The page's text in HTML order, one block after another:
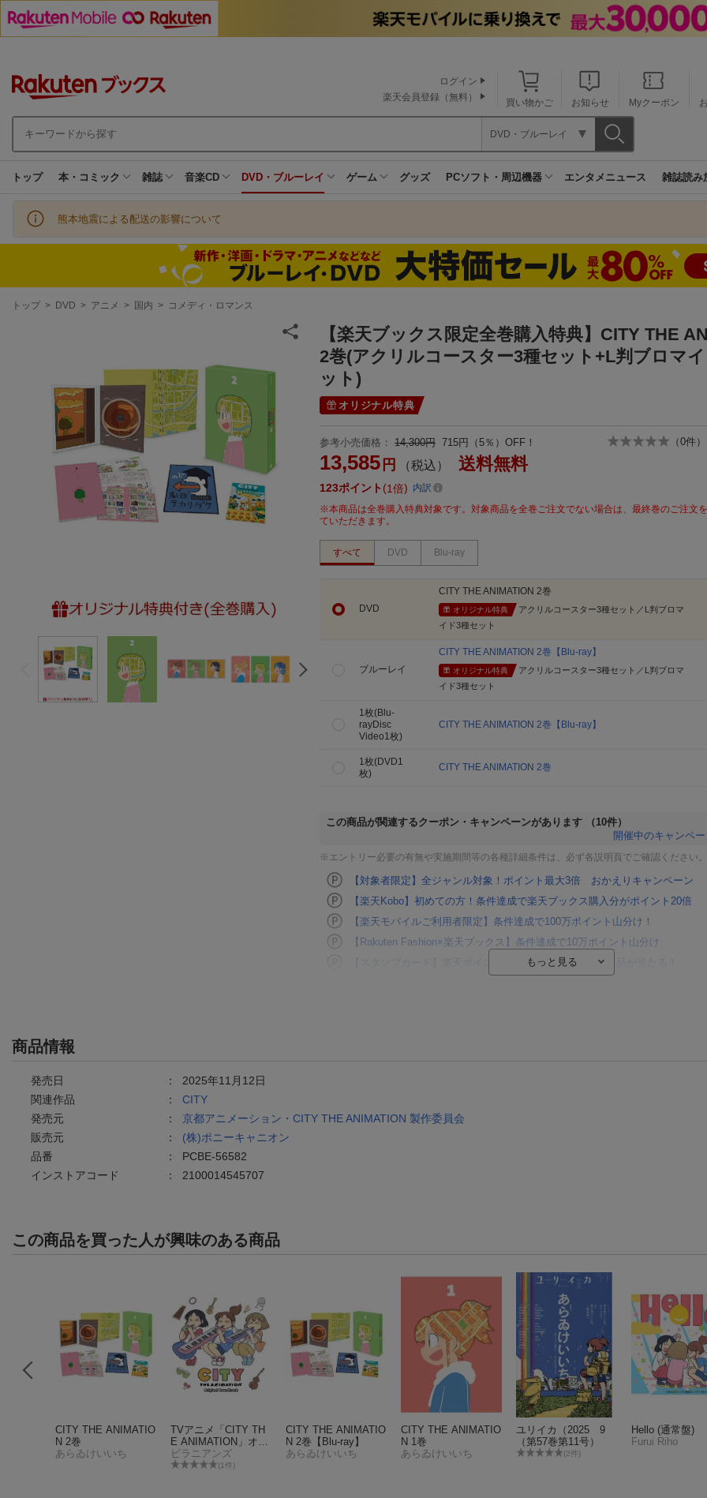
買い物かご お知らせ Myクーポン
ログイン
楽天会員登録（無料）
DVD・ブルーレイ
トップ 本・コミック 雑誌 音楽CD DVD・ブルーレイ ゲーム グッズ PCソフト・周辺機器 エンタメニュース 雑誌読み
熊本地震による配送の影響について
現
トップ > DVD > アニメ > 国内 > コメディ・ロマンス
【楽天ブックス限定全巻購入特典】CITY THE
2巻(アクリルコースター3種セット+L判ブロマ
ット)
オリジナル特典
（0件）
参考小売価格： 14,300円 715円（5％）OFF！
13,585 円 （税込） 送料無料
123ポイント 1倍
内訳
※本商品は全巻購入特典対象です。対象商品を全巻ご注文でない場合は、最終巻のご注文
ていただきます。
すべて DVD Blu-ray
DVD
CITY THE ANIMATION 2巻
オリジナル特典
アクリルコースター3種セット／L判ブロマ
イド3種セット
ブルーレイ
CITY THE ANIMATION 2巻【Blu-ray】
オリジナル特典
アクリルコースター3種セット／L判ブロマ
イド3種セット
1枚(Blu-
rayDisc
Video1枚)
CITY THE ANIMATION 2巻【Blu-ray】
1枚(DVD1
枚)
CITY THE ANIMATION 2巻
この商品が関連するクーポン・キャンペーンがあります
（10件）
開催中のキャンペ
※エントリー必要の有無や実施期間等の各種詳細条件は、必ず各説明頁でご確認ください。
【対象者限定】全ジャンル対象！ポイント最大3倍 おかえりキャンペーン
【楽天Kobo】初めての方！条件達成で楽天ブックス購入分がポイント20倍
【楽天モバイルご利用者限定】条件達成で100万ポイント山分け！
【Rakuten Fashion×楽天ブックス】条件達成で10万ポイント山分け
【スタンプカード】楽天ポイントもらえる＆抽選で豪華景品が当たる！
商品情報
発売日 ： 2025年11月12日
関連作品
： CITY
発売元
： 京都アニメーション・CITY THE ANIMATION 製作委員会
販売元
： (株)ポニーキャニオン
品番
： PCBE-56582
インストアコード
： 2100014545707
この商品を買った人が興味のある商品
CITY THE ANIMATIO
N 2巻
あらゐけいいち
TVアニメ「CITY TH
E ANIMATION」オリ
ジナル・サウンドト
ラック
ピラニアンズ
(1件)
CITY THE ANIMATIO
N 2巻【Blu-ray】
あらゐけいいち
CITY THE ANIMATIO
N 1巻
あらゐけいいち
ユリイカ（2025 9
（第57巻第11号）
(2件)
Hello (通常盤)
Furui Riho